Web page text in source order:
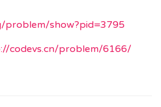
problem/show?pid=3795
codevs.cn/problem/6166/